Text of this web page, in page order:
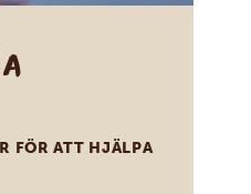
FÖR ATT HJÄLPA